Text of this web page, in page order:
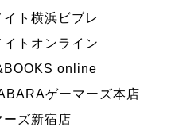
イト横浜ビブレ
イトオンライン
online
ゲーマーズ本店
ーズ新宿店